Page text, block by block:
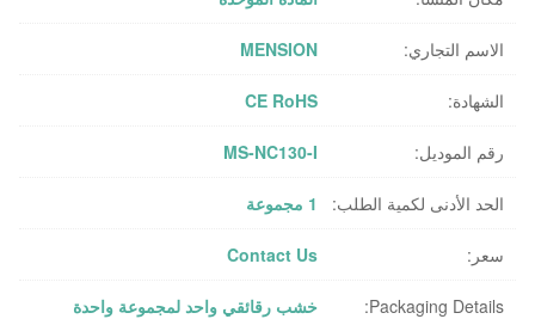
الاسم التجاري: MENSION
الشهادة: CE RoHS
رقم الموديل: MS-NC130-I
الحد الأدنى لكمية الطلب: 1 مجموعة
سعر: Contact Us
Packaging Details: خشب رقائقي واحد لمجموعة واحدة